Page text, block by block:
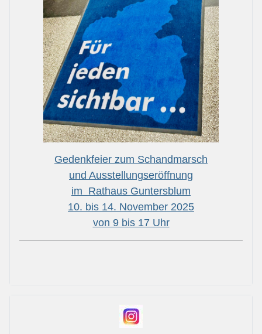
Gedenkfeier zum Schandmarsch
und Ausstellungseröffnung
im Rathaus Guntersblum
10. bis 14. November 2025
von 9 bis 17 Uhr